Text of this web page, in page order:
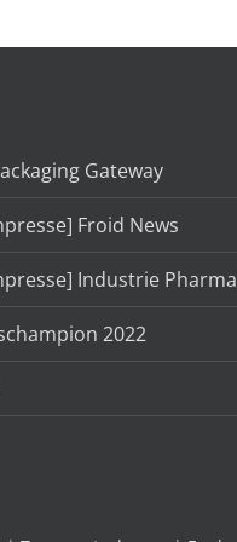
Gateway
Froid News
Industrie Pharma
2022